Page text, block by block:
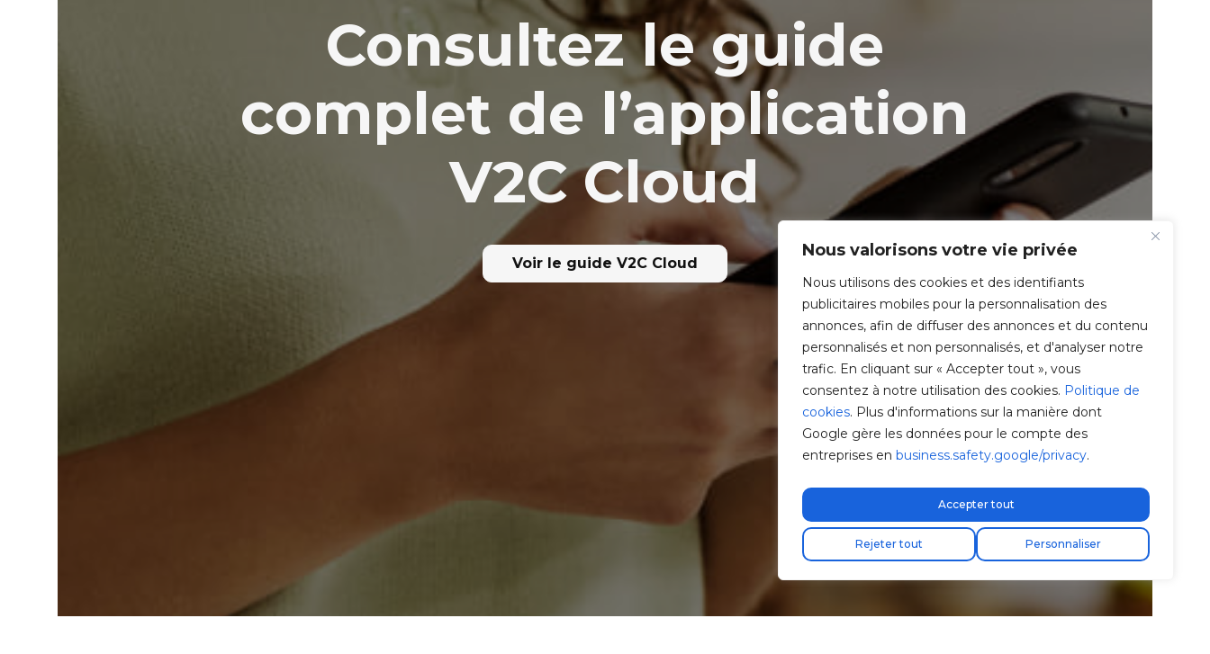
Nous valorisons votre vie privée
Nous utilisons des cookies et des identifiants
publicitaires mobiles pour la personnalisation des
annonces, afin de diffuser des annonces et du contenu
personnalisés et non personnalisés, et d'analyser notre
trafic. En cliquant sur « Accepter tout », vous
consentez à notre utilisation des cookies. Politique de
cookies. Plus d'informations sur la manière dont
Google gère les données pour le compte des
entreprises en business.safety.google/privacy.
Personnaliser
Rejeter tout
Accepter tout
Consultez le guide
complet de l’application
V2C Cloud
Voir le guide V2C Cloud